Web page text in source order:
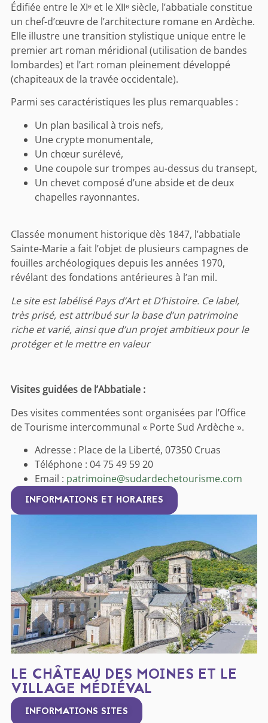
Édifiée entre le XIᵉ et le XIIᵉ siècle, l’abbatiale constitue
un chef-d’œuvre de l’architecture romane en Ardèche.
Elle illustre une transition stylistique unique entre le
premier art roman méridional (utilisation de bandes
lombardes) et l’art roman pleinement développé
(chapiteaux de la travée occidentale).
Parmi ses caractéristiques les plus remarquables :
Un plan basilical à trois nefs,
Une crypte monumentale,
Un chœur surélevé,
Une coupole sur trompes au-dessus du transept,
Un chevet composé d’une abside et de deux
chapelles rayonnantes.
Classée monument historique dès 1847, l’abbatiale
Sainte-Marie a fait l’objet de plusieurs campagnes de
fouilles archéologiques depuis les années 1970,
révélant des fondations antérieures à l’an mil.
Le site est labélisé Pays d’Art et D’histoire. Ce label,
très prisé, est attribué sur la base d’un patrimoine
riche et varié, ainsi que d’un projet ambitieux pour le
protéger et le mettre en valeur
Visites guidées de l’Abbatiale :
Des visites commentées sont organisées par l’Office
de Tourisme intercommunal « Porte Sud Ardèche ».
Adresse : Place de la Liberté, 07350 Cruas
Téléphone : 04 75 49 59 20
Email : patrimoine@sudardechetourisme.com
INFORMATIONS ET HORAIRES
LE CHÂTEAU DES MOINES ET LE
VILLAGE MÉDIÉVAL
INFORMATIONS SITES